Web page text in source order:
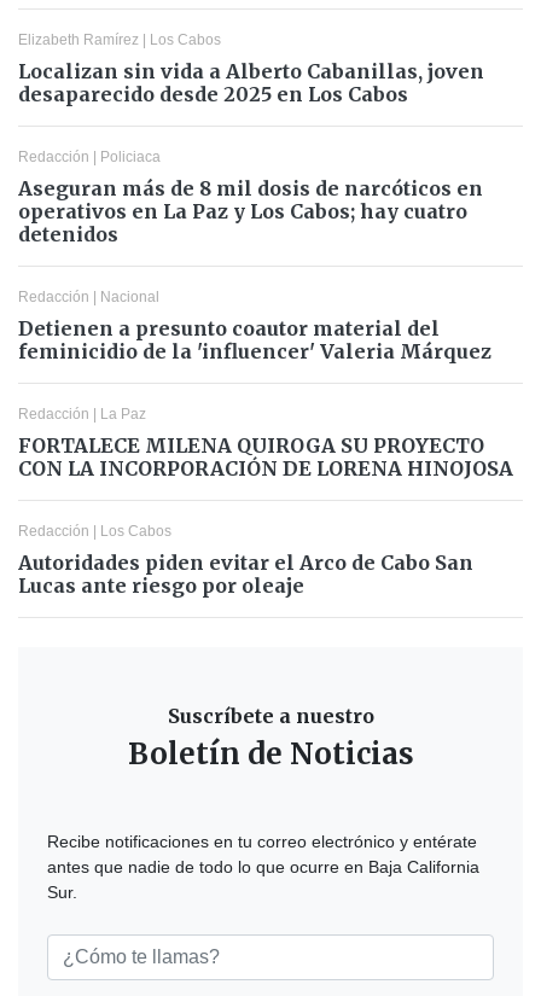
Elizabeth Ramírez | Los Cabos
Localizan sin vida a Alberto Cabanillas, joven
desaparecido desde 2025 en Los Cabos
Redacción | Policiaca
Aseguran más de 8 mil dosis de narcóticos en
operativos en La Paz y Los Cabos; hay cuatro
detenidos
Redacción | Nacional
Detienen a presunto coautor material del
feminicidio de la 'influencer' Valeria Márquez
Redacción | La Paz
FORTALECE MILENA QUIROGA SU PROYECTO
CON LA INCORPORACIÓN DE LORENA HINOJOSA
Redacción | Los Cabos
Autoridades piden evitar el Arco de Cabo San
Lucas ante riesgo por oleaje
Suscríbete a nuestro
Boletín de Noticias
Recibe notificaciones en tu correo electrónico y entérate
antes que nadie de todo lo que ocurre en Baja California
Sur.